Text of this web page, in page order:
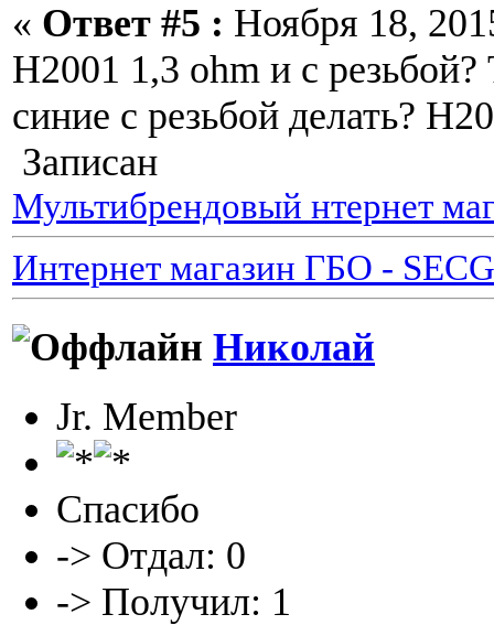
« Ответ #5 : Ноября 18,
H2001 1,3 ohm и с резьбой?
синие с резьбой делать?
Записан
Мультибрендовый нтернет
Интернет магазин ГБО -
Николай
Jr. Member
Спасибо
-> Отдал: 0
-> Получил: 1